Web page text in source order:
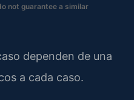
not guarantee a similar
dependen de una
a cada caso.